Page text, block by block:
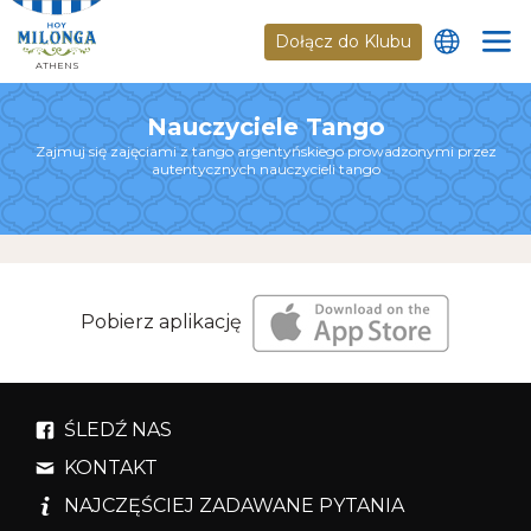
ATHENS
Dołącz do Klubu
Nauczyciele Tango
Zajmuj się zajęciami z tango argentyńskiego prowadzonymi przez
autentycznych nauczycieli tango
Pobierz aplikację
ŚLEDŹ NAS
KONTAKT
NAJCZĘŚCIEJ ZADAWANE PYTANIA